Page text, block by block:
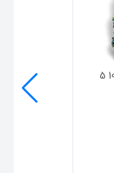
تاج گل کد 108 5